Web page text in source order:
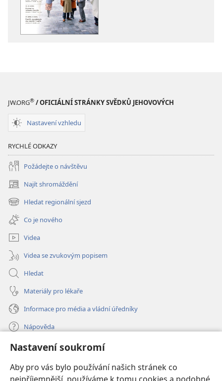
Nastavení soukromí
Aby pro vás bylo používání našich stránek co
JW.ORG® / OFICIÁLNÍ STRÁNKY SVĚDKŮ JEHOVOVÝCH
Nastavení vzhledu
RYCHLÉ ODKAZY
Požádejte o návštěvu
Najít shromáždění
(otevřeno
nové
okno)
Hledat regionální sjezd
(otevřeno
nové
okno)
Co je nového
Videa
Videa se zvukovým popisem
Hledat
Materiály pro lékaře
Informace pro média a vládní úředníky
Nápověda
Dary
nové
okno) ONLINE KNIHOVNA Strážné věže